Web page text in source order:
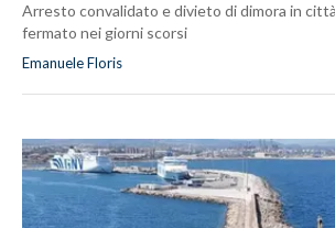
Arresto convalidato e divieto di dimora in
fermato nei giorni scorsi
Emanuele Floris